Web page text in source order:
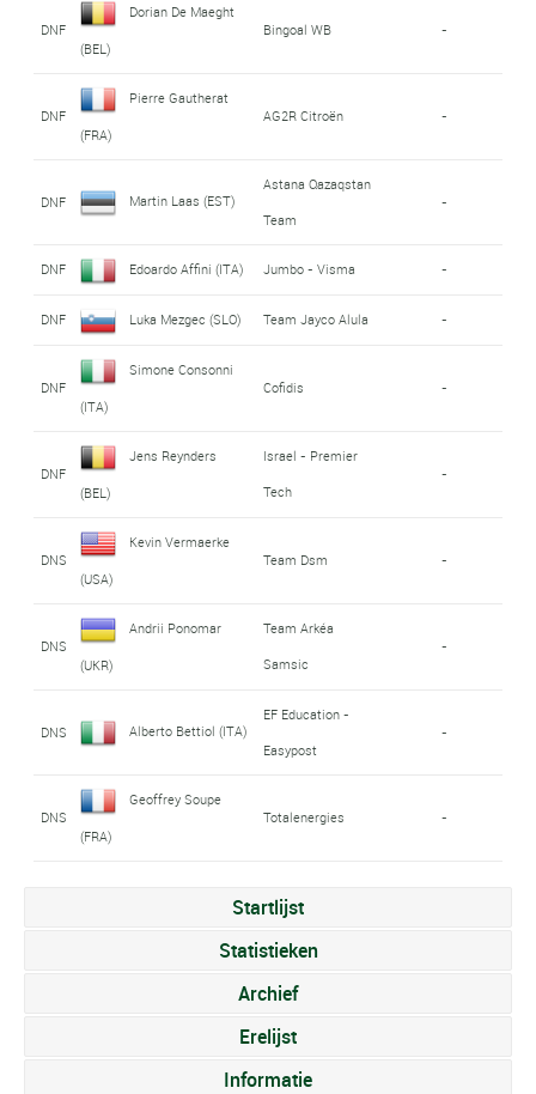
DNF
Dorian De Maeght
(BEL)
Bingoal WB -
DNF
Pierre Gautherat
(FRA)
AG2R Citroën -
DNF Martin Laas (EST)
Astana Qazaqstan
Team
-
DNF Edoardo Affini (ITA) Jumbo - Visma -
DNF Luka Mezgec (SLO) Team Jayco Alula -
DNF
Simone Consonni
(ITA)
Cofidis -
DNF
Jens Reynders
(BEL)
Israel - Premier
Tech
-
DNS
Kevin Vermaerke
(USA)
Team Dsm -
DNS
Andrii Ponomar
(UKR)
Team Arkéa
Samsic
-
DNS Alberto Bettiol (ITA)
EF Education -
Easypost
-
DNS
Geoffrey Soupe
(FRA)
Totalenergies -
Startlijst
Statistieken
Archief
Erelijst
Informatie